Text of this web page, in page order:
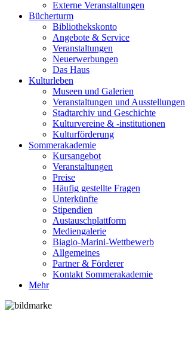
Externe Veranstaltungen
Bücherturm
Bibliothekskonto
Angebote & Service
Veranstaltungen
Neuerwerbungen
Das Haus
Kulturleben
Museen und Galerien
Veranstaltungen und Ausstellungen
Stadtarchiv und Geschichte
Kulturvereine & -institutionen
Kulturförderung
Sommerakademie
Kursangebot
Veranstaltungen
Preise
Häufig gestellte Fragen
Unterkünfte
Stipendien
Austauschplattform
Mediengalerie
Biagio-Marini-Wettbewerb
Allgemeines
Partner & Förderer
Kontakt Sommerakademie
Mehr